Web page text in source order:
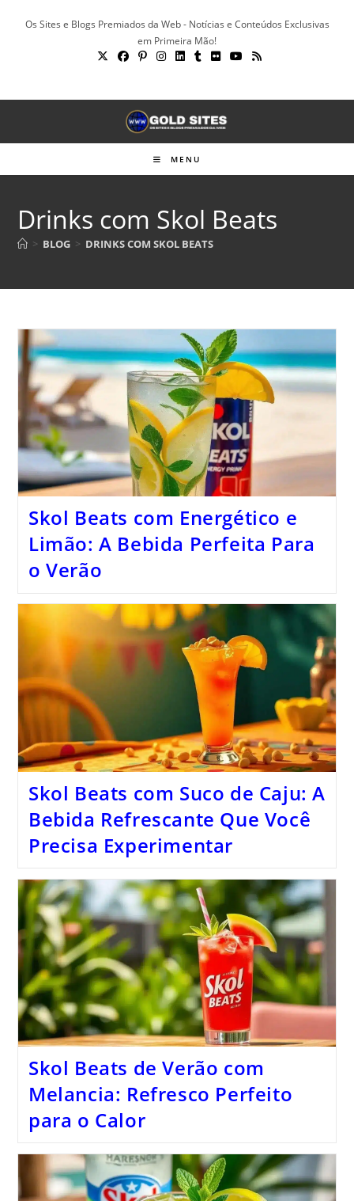
Os Sites e Blogs Premiados da Web - Notícias e Conteúdos Exclusivas
em Primeira Mão!
MENU
Drinks com Skol Beats
> BLOG > DRINKS COM SKOL BEATS
Skol Beats com Energético e
Limão: A Bebida Perfeita Para
o Verão
Skol Beats com Suco de Caju: A
Bebida Refrescante Que Você
Precisa Experimentar
Skol Beats de Verão com
Melancia: Refresco Perfeito
para o Calor